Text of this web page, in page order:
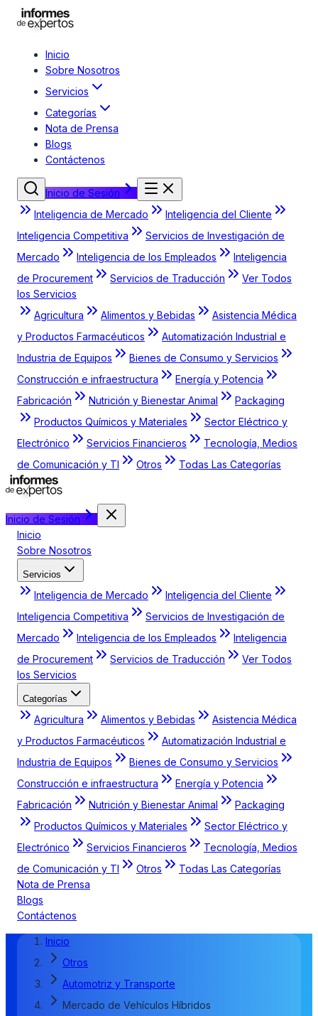
Inicio
Sobre Nosotros
Servicios
Categorías
Nota de Prensa
Blogs
Contáctenos
Inicio de Sesión
Inteligencia de Mercado
Inteligencia del Cliente
Inteligencia Competitiva
Servicios de Investigación de
Mercado
Inteligencia de los Empleados
Inteligencia
de Procurement
Servicios de Traducción
Ver Todos
los Servicios
Agricultura
Alimentos y Bebidas
Asistencia Médica
y Productos Farmacéuticos
Automatización Industrial e
Industria de Equipos
Bienes de Consumo y Servicios
Construcción e infraestructura
Energía y Potencia
Fabricación
Nutrición y Bienestar Animal
Packaging
Productos Químicos y Materiales
Sector Eléctrico y
Electrónico
Servicios Financieros
Tecnología, Medios
de Comunicación y TI
Otros Todas Las Categorías
Inicio de Sesión
Inicio
Sobre Nosotros
Servicios
Inteligencia de Mercado
Inteligencia del Cliente
Inteligencia Competitiva
Servicios de Investigación de
Mercado
Inteligencia de los Empleados
Inteligencia
de Procurement
Servicios de Traducción
Ver Todos
los Servicios
Categorías
Agricultura Alimentos y Bebidas
Asistencia Médica
y Productos Farmacéuticos
Automatización Industrial e
Industria de Equipos
Bienes de Consumo y Servicios
Construcción e infraestructura
Energía y Potencia
Fabricación
Nutrición y Bienestar Animal
Packaging
Productos Químicos y Materiales
Sector Eléctrico y
Electrónico
Servicios Financieros
Tecnología, Medios
de Comunicación y TI
Otros
Todas Las Categorías
Nota de Prensa
Blogs
Contáctenos
Inicio
Otros
Automotriz y Transporte
Mercado de Vehículos Híbridos